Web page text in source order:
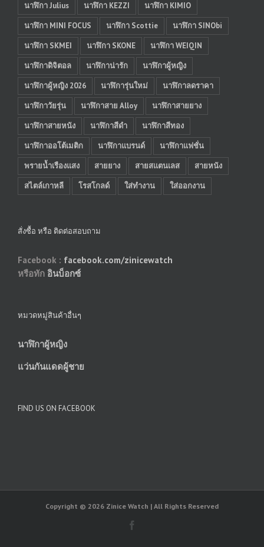
นาฬิกา Julius
นาฬิกา KEZZI
นาฬิกา KIMIO
นาฬิกา MINI FOCUS
นาฬิกา Scottie
นาฬิกา SINObi
นาฬิกา SKMEI
นาฬิกา SKONE
นาฬิกา WEIQIN
นาฬิกาดิจิตอล
นาฬิกาน่ารัก
นาฬิกาผู้หญิง
นาฬิกาผู้หญิง 2026
นาฬิการุ่นใหม่
นาฬิกาลดราคา
นาฬิกาวัยรุ่น
นาฬิกาสาย Alloy
นาฬิกาสายยาง
นาฬิกาสายหนัง
นาฬิกาสีดำ
นาฬิกาสีทอง
นาฬิกาออโต้เมติก
นาฬิกาแบรนด์
นาฬิกาแฟชั่น
พรายน้ำเรืองแสง
สายยาง สายสแตนเลส
สายหนัง
สไตล์เกาหลี
โรสโกลด์ ใส่ทำงาน ใส่ออกงาน
สั่งซื้อ หรือ ติดต่อสอบถาม
Facebook : facebook.com/zinicewatch
หรือทัก อินบ็อกซ์
หมวดหมู่สินค้าอื่นๆ
นาฬิกาผู้หญิง
แว่นกันแดดผู้ชาย
FIND US ON FACEBOOK
Copyright © 2026 Zinice Watch | All Rights Reserved